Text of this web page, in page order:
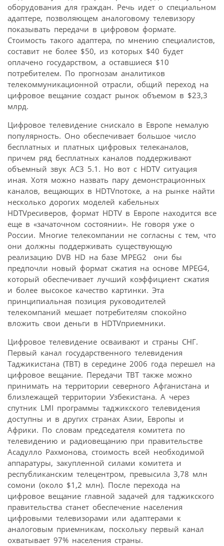
оборудования для граждан. Речь идет о специальном
адаптере, позволяющем аналоговому телевизору
показывать передачи в цифровом формате.
Стоимость такого адаптера, по мнению специалистов,
составит не более $50, из которых $40 будет
оплачено государством, а оставшиеся $10 
потребителем. По прогнозам аналитиков
телекоммуникационной отрасли, общий переход на
цифровое вещание создаст рынок объемом в $23,3
млрд.
Цифровое телевидение снискало в Европе немалую
популярность. Оно обеспечивает большое число
бесплатных и платных цифровых телеканалов,
причем ряд бесплатных каналов поддерживают
объемный звук AC3 5.1. Но вот с HDTV ситуация
иная. Хотя можно назвать пару демонстрационных
каналов, вещающих в HDTVпотоке, а на рынке найти
несколько дорогих моделей кабельных
HDTVресиверов, формат HDTV в Европе находится все
еще в «зачаточном состоянии». Не говоря уже о
России. Многие телекомпании не согласны с тем, что
они должны поддерживать существующую
реализацию DVB HD на базе MPEG2  они бы
предпочли новый формат сжатия на основе MPEG4,
который обеспечивает лучший коэффициент сжатия
и более высокое качество картинки. Эта
принципиальная позиция руководителей
телекомпаний мешает потребителям спокойно
вложить свои деньги в HDTVприемники.
Цифровое телевидение осваивают и страны СНГ.
Первый канал государственного телевидения
Таджикистана (ТВТ) в середине 2006 года перешел на
цифровое вещание. Передачи ТВТ также можно
принимать на территории северного Афганистана и
близлежащей территории Узбекистана. А через
спутник LMI программы таджикского телевидения
доступны и в других странах Азии, Европы и
Африки. По словам председателя комитета по
телевидению и радиовещанию при правительстве
Асадулло Рахмонова, стоимость всей необходимой
аппаратуры, закупленной силами комитета и
республиканским телецентром, превысила 3,78 млн
сомони (около $1,2 млн). После перехода на
цифровое вещание главной задачей для таджикского
правительства станет обеспечение населения
цифровыми телевизорами или адаптерами к
аналоговым приемникам, поскольку первый канал
охватывает 97% населения страны.